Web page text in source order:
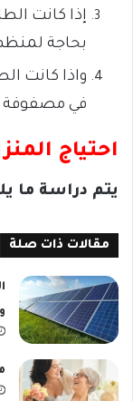
إذا كانت
بحاجة
واذا كانت
في
احتياج
يتم دراسة ما
مقالات ذات صلة